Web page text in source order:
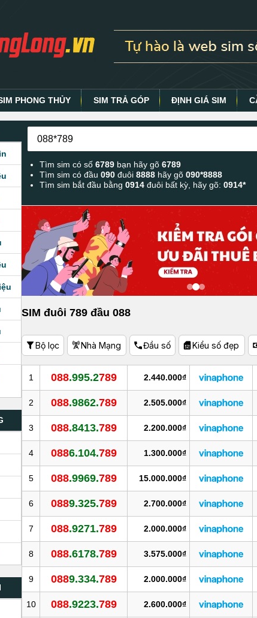
PHONG THỦY SIM TRẢ GÓP ĐỊNH GIÁ SIM
Tìm sim có số6789 bạn hãy gõ6789
Tìm sim có đầu090đuôi8888 hãy gõ090*8888
Tìm sim bắt đầu bằng0914 đuôi bất kỳ, hãy gõ:0914*
SIM đuôi 789 đầu 088
Bộ lọc Nhà Mạng Đầu số Kiểu số đẹp
1 088.995.2789 2.440.000₫
2 088.9862.789 2.505.000₫
3 088.8413.789 2.200.000₫
4 0886.104.789 1.300.000₫
5 088.9969.789 15.000.000₫
6 0889.325.789 2.700.000₫
7 088.9271.789 2.000.000₫
8 088.6178.789 3.575.000₫
9 0889.334.789 2.000.000₫
10 088.9223.789 2.600.000₫